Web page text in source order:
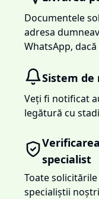
Documentele
adresa
WhatsApp,
Sistem
Veți fi notificat
legătură cu
specialist
Toate
specialiștii